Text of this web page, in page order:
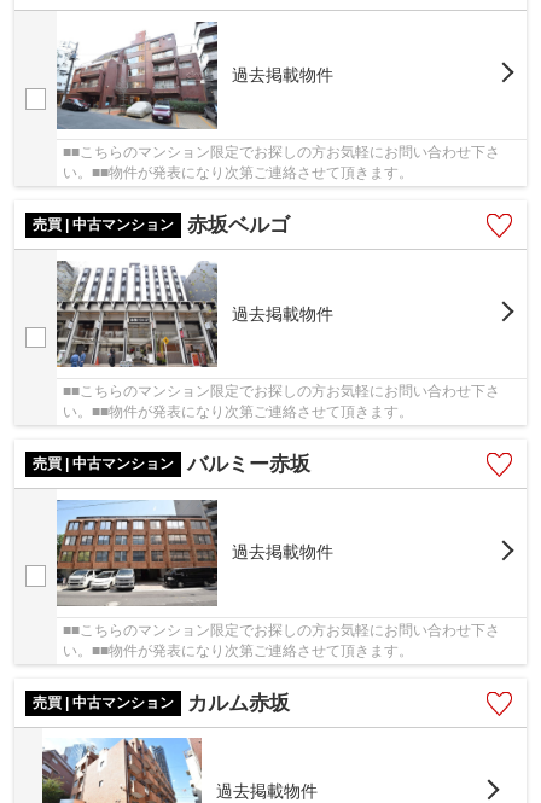
過去掲載物件
■■こちらのマンション限定でお探しの方お気軽にお問い合わせ下さ
い。■■物件が発表になり次第ご連絡させて頂きます。
売買 | 中古マンション 赤坂ベルゴ
過去掲載物件
■■こちらのマンション限定でお探しの方お気軽にお問い合わせ下さ
い。■■物件が発表になり次第ご連絡させて頂きます。
売買 | 中古マンション バルミー赤坂
過去掲載物件
■■こちらのマンション限定でお探しの方お気軽にお問い合わせ下さ
い。■■物件が発表になり次第ご連絡させて頂きます。
売買 | 中古マンション カルム赤坂
過去掲載物件